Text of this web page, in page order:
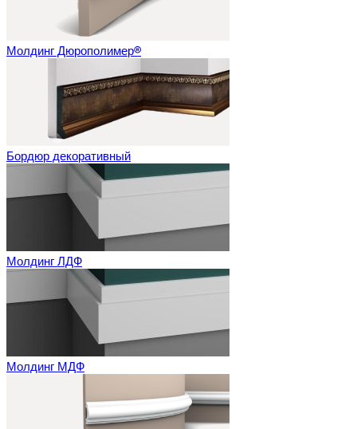
Молдинг Дюрополимер®
Бордюр декоративный
Молдинг ЛДФ
Молдинг МДФ